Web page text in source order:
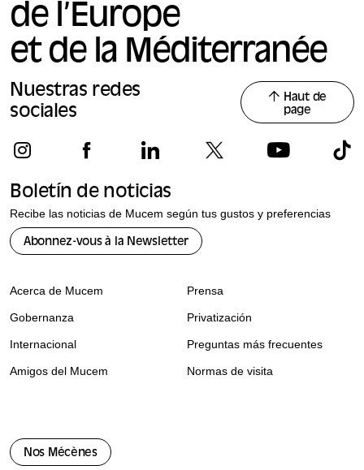
de l’Europe
et de la Méditerranée
Nuestras redes
sociales
Haut de
page
Boletín de noticias
Recibe las noticias de Mucem según tus gustos y preferencias
Abonnez-vous à la Newsletter
Nos Mécènes
Acerca de Mucem
Gobernanza
Internacional
Amigos del Mucem
Prensa
Privatización
Preguntas más frecuentes
Normas de visita